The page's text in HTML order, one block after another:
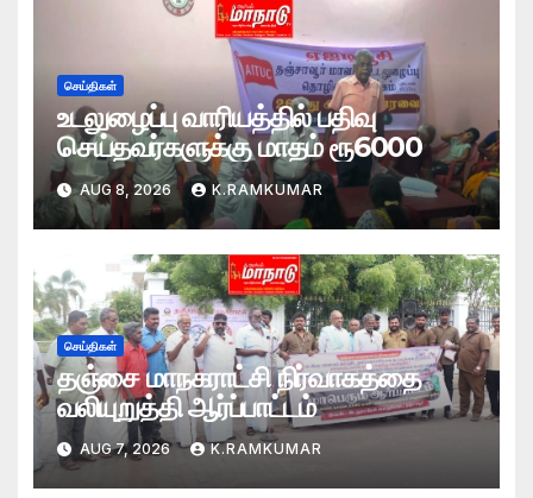
செய்திகள்
உடலுழைப்பு வாரியத்தில் பதிவு
செய்தவர்களுக்கு மாதம் ரூ6000
AUG 8, 2026 K.RAMKUMAR
செய்திகள்
தஞ்சை மாநகராட்சி நிர்வாகத்தை
வலியுறுத்தி ஆர்ப்பாட்டம்
AUG 7, 2026 K.RAMKUMAR